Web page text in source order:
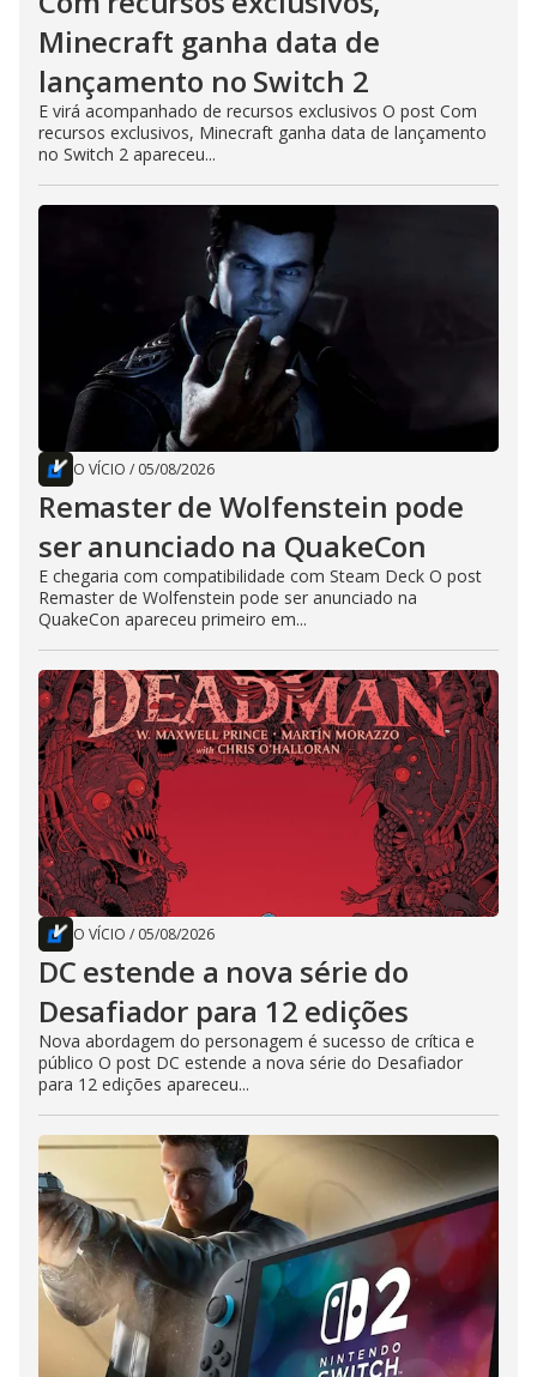
Minecraft ganha data de
lançamento no Switch 2
E virá acompanhado de recursos exclusivos O post Com
recursos exclusivos, Minecraft ganha data de lançamento
no Switch 2 apareceu...
O VÍCIO / 05/08/2026
Remaster de Wolfenstein pode
ser anunciado na QuakeCon
E chegaria com compatibilidade com Steam Deck O post
Remaster de Wolfenstein pode ser anunciado na
QuakeCon apareceu primeiro em...
O VÍCIO / 05/08/2026
DC estende a nova série do
Desafiador para 12 edições
Nova abordagem do personagem é sucesso de crítica e
público O post DC estende a nova série do Desafiador
para 12 edições apareceu...